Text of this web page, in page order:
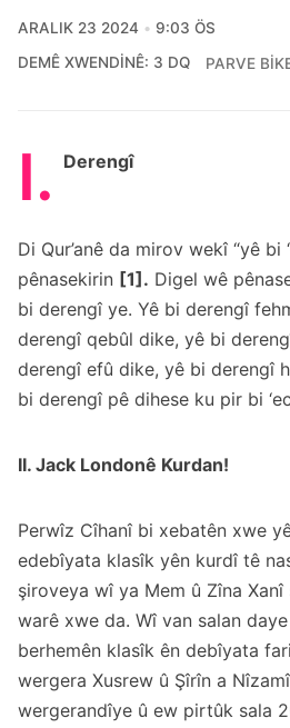
ARALIK 23 2024
9:03 ÖS
DEMÊ XWENDINÊ: 3 DQ
PARVE
I. Derengî
Di Qur’anê da mirov wekî “yê bi
pênasekirin [1]. Digel wê
bi derengî ye. Yê bi derengî
derengî qebûl dike, yê bi
derengî efû dike, yê bi derengî
bi derengî pê dihese ku pir bi
II. Jack Londonê Kurdan!
Perwîz Cîhanî bi xebatên xwe
edebîyata klasîk yên kurdî tê
şiroveya wî ya Mem û Zîna
warê xwe da. Wî van salan
berhemên klasîk ên debîyata
wergera Xusrew û Şîrîn a
wergerandîye û ew pirtûk sala